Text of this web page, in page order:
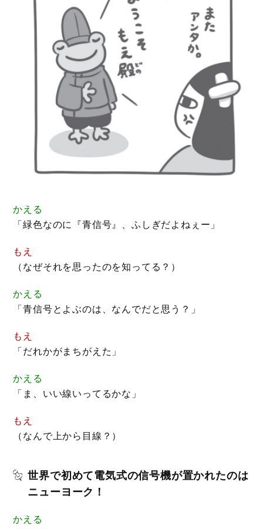
かえる
「緑色なのに『青信号』、ふしぎだよねぇー」
もえ
（なぜそれを思ったのを知ってる？）
かえる
「青信号とよぶのは、なんでだと思う？」
もえ
「だれかがまちがえた」
かえる
「ま、いい線いってるかな」
もえ
（なんで上から目線？）
世界で初めて電気式の信号機が置かれたのは
ニューヨーク！
かえる